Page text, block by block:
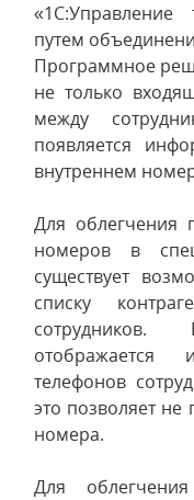
«1С:Управление
путем
Программное
не только
между
появляется
внутреннем
Для облегчения
номеров в
существует
списку
отображается
телефонов
это позволяет не
номера.
Для